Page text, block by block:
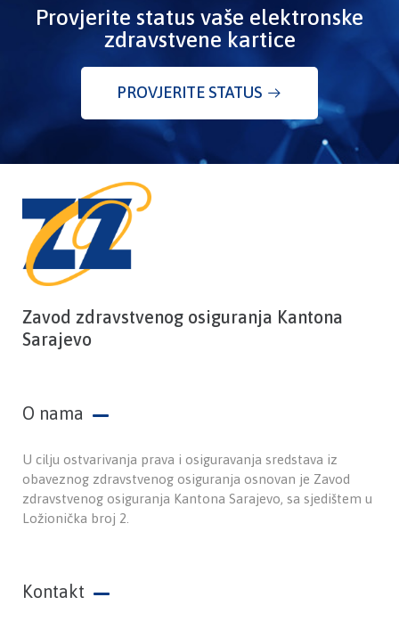
Provjerite status vaše elektronske
zdravstvene kartice
PROVJERITE STATUS
Zavod zdravstvenog osiguranja Kantona
Sarajevo
O nama
U cilju ostvarivanja prava i osiguravanja sredstava iz
obaveznog zdravstvenog osiguranja osnovan je Zavod
zdravstvenog osiguranja Kantona Sarajevo, sa sjedištem u
Ložionička broj 2.
Kontakt